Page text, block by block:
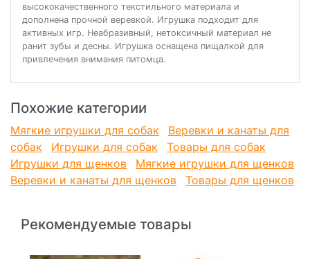
высококачественного текстильного материала и
дополнена прочной веревкой. Игрушка подходит для
активных игр. Неабразивный, нетоксичный материал не
ранит зубы и десны. Игрушка оснащена пищалкой для
привлечения внимания питомца.
Похожие категории
Мягкие игрушки для собак
Веревки и канаты для
собак
Игрушки для собак
Товары для собак
Игрушки для щенков
Мягкие игрушки для щенков
Веревки и канаты для щенков
Товары для щенков
Рекомендуемые товары